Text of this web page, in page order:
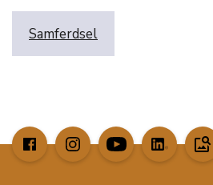
Samferdsel
image_search